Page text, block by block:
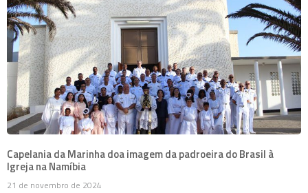
Capelania da Marinha doa imagem da padroeira do Brasil à
Igreja na Namíbia
21 de novembro de 2024